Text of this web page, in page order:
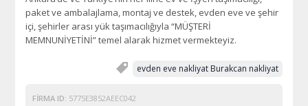
paket ve ambalajlama, montaj ve destek, evden eve ve şehir
içi, şehirler arası yük taşımacılığıyla “MÜŞTERİ
MEMNUNİYETİNİ” temel alarak hizmet vermekteyiz.
evden eve nakliyat Burakcan nakliyat
FIRMA ID: 5775E3852AEEC042